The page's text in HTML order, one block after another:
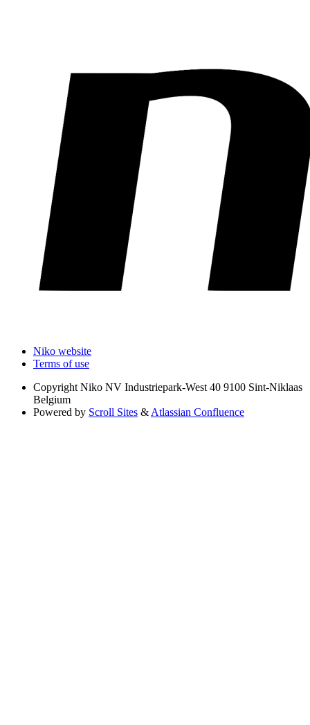
Niko website
Terms of use
Copyright Niko NV Industriepark-West 40 9100 Sint-Niklaas
Belgium
Powered by Scroll Sites & Atlassian Confluence